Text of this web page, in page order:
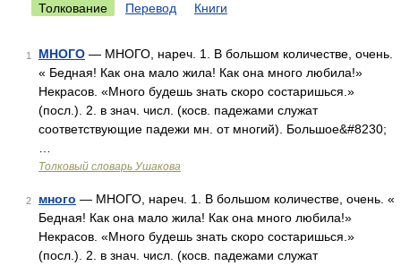
Толкование Перевод Книги
1 МНОГО — МНОГО, нареч. 1. В большом количестве, очень.
« Бедная! Как она мало жила! Как она много любила!»
Некрасов. «Много будешь знать скоро состаришься.»
(посл.). 2. в знач. числ. (косв. падежами служат
соответствующие падежи мн. от многий). Большое&#8230;
Толковый словарь Ушакова
2 много — МНОГО, нареч. 1. В большом количестве, очень. «
Бедная! Как она мало жила! Как она много любила!»
Некрасов. «Много будешь знать скоро состаришься.»
(посл.). 2. в знач. числ. (косв. падежами служат